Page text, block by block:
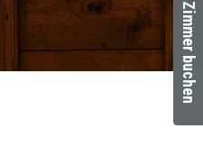
Zimmer buchen